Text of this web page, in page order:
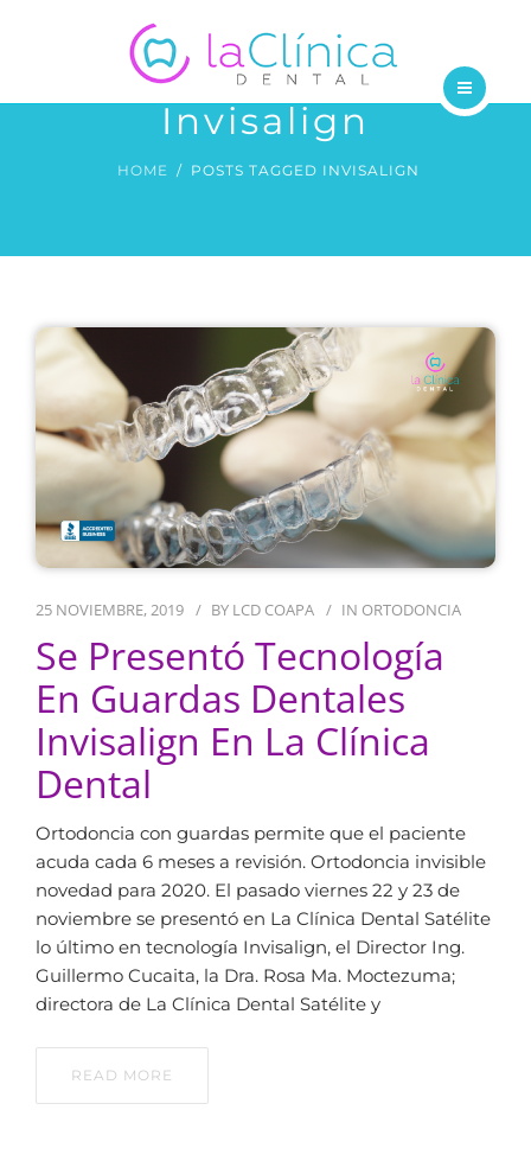
TRATAMIENTOS
NOSOTROS
BLOG
CONTÁCTANOS
Invisalign
HOME POSTS TAGGED INVISALIGN
25 NOVIEMBRE, 2019 BY LCD COAPA IN ORTODONCIA
Se Presentó Tecnología
En Guardas Dentales
Invisalign En La Clínica
Dental
Ortodoncia con guardas permite que el paciente
acuda cada 6 meses a revisión. Ortodoncia invisible
novedad para 2020. El pasado viernes 22 y 23 de
noviembre se presentó en La Clínica Dental Satélite
lo último en tecnología Invisalign, el Director Ing.
Guillermo Cucaita, la Dra. Rosa Ma. Moctezuma;
directora de La Clínica Dental Satélite y
READ MORE